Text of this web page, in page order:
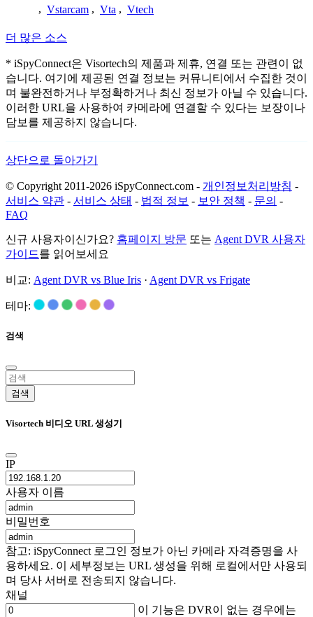
, Vstarcam , Vta , Vtech
더 많은 소스
* iSpyConnect은 Visortech의 제품과 제휴, 연결 또는 관련이 없
습니다. 여기에 제공된 연결 정보는 커뮤니티에서 수집한 것이
며 불완전하거나 부정확하거나 최신 정보가 아닐 수 있습니다.
이러한 URL을 사용하여 카메라에 연결할 수 있다는 보장이나
담보를 제공하지 않습니다.
상단으로 돌아가기
© Copyright 2011-2026 iSpyConnect.com - 개인정보처리방침 -
서비스 약관 - 서비스 상태 - 법적 정보 - 보안 정책 - 문의 -
FAQ
신규 사용자이신가요? 홈페이지 방문 또는 Agent DVR 사용자
가이드를 읽어보세요
비교: Agent DVR vs Blue Iris · Agent DVR vs Frigate
테마:
검색
검색
Visortech 비디오 URL 생성기
IP
사용자 이름
비밀번호
참고: iSpyConnect 로그인 정보가 아닌 카메라 자격증명을 사
용하세요. 이 세부정보는 URL 생성을 위해 로컬에서만 사용되
며 당사 서버로 전송되지 않습니다.
채널
이 기능은 DVR이 없는 경우에는